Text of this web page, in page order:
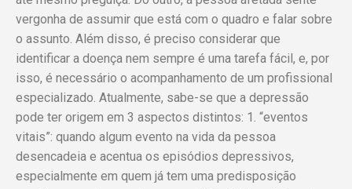
vergonha de assumir que está com o quadro e falar sobre
o assunto. Além disso, é preciso considerar que
identificar a doença nem sempre é uma tarefa fácil, e, por
isso, é necessário o acompanhamento de um profissional
especializado. Atualmente, sabe-se que a depressão
pode ter origem em 3 aspectos distintos: 1. “eventos
vitais”: quando algum evento na vida da pessoa
desencadeia e acentua os episódios depressivos,
especialmente em quem já tem uma predisposição